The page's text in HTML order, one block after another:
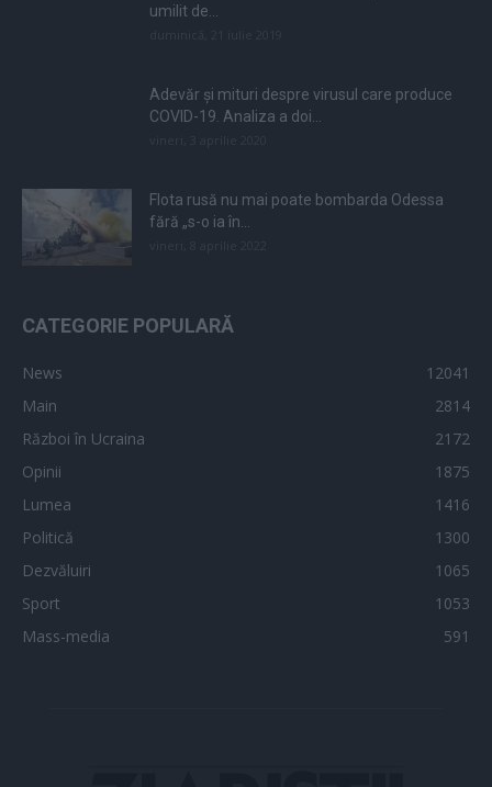
umilit de...
Adevăr și mituri despre virusul care produce
COVID-19. Analiza a doi...
Flota rusă nu mai poate bombarda Odessa
fără „s-o ia în...
CATEGORIE POPULARĂ
News
12041
Main
2814
Război în Ucraina
2172
Opinii
1875
Lumea
1416
Politică
1300
Dezvăluiri
1065
Sport
1053
Mass-media
591